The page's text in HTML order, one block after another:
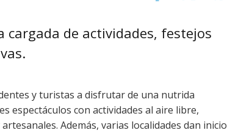
cargada de actividades, festejos
y turistas a disfrutar de una nutrida
espectáculos con actividades al aire libre,
Además, varias localidades dan inicio